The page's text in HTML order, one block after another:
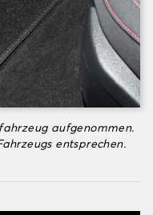
aufgenommen.
entsprechen.